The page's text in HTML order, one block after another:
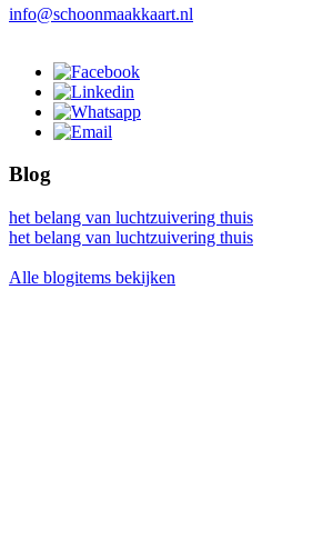
info@schoonmaakkaart.nl
Blog
het belang van luchtzuivering thuis
het belang van luchtzuivering thuis
Alle blogitems bekijken